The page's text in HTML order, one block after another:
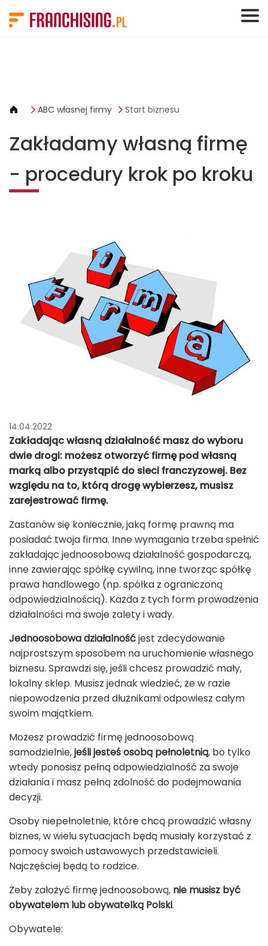
ABC własnej firmy Start biznesu
Zakładamy własną firmę
- procedury krok po kroku
14.04.2022
Zakładając własną działalność masz do wyboru
dwie drogi: możesz otworzyć firmę pod własną
marką albo przystąpić do sieci franczyzowej. Bez
względu na to, którą drogę wybierzesz, musisz
zarejestrować firmę.
Zastanów się koniecznie, jaką formę prawną ma
posiadać twoja firma. Inne wymagania trzeba spełnić
zakładając jednoosobową działalność gospodarczą,
inne zawierając spółkę cywilną, inne tworząc spółkę
prawa handlowego (np. spółka z ograniczoną
odpowiedzialnością). Każda z tych form prowadzenia
działalności ma swoje zalety i wady.
Jednoosobowa działalnośćjest zdecydowanie
najprostszym sposobem na uruchomienie własnego
biznesu. Sprawdzi się, jeśli chcesz prowadzić mały,
lokalny sklep. Musisz jednak wiedzieć, że w razie
niepowodzenia przed dłużnikami odpowiesz całym
swoim majątkiem.
Możesz prowadzić firmę jednoosobową
samodzielnie,jeśli jesteś osobą pełnoletnią, bo tylko
wtedy ponosisz pełną odpowiedzialność za swoje
działania i masz pełną zdolność do podejmowania
decyzji.
Osoby niepełnoletnie, które chcą prowadzić własny
biznes, w wielu sytuacjach będą musiały korzystać z
pomocy swoich ustawowych przedstawicieli.
Najczęściej będą to rodzice.
Żeby założyć firmę jednoosobową, nie musisz być
obywatelem lub obywatelką Polski.
Obywatele: